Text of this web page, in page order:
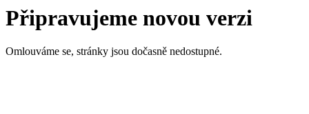
Připravujeme novou verzi
Omlouváme se, stránky jsou dočasně nedostupné.